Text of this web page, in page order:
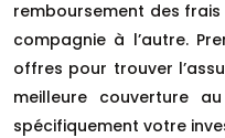
remboursement des frais
compagnie à l’autre.
offres pour trouver
meilleure couverture
spécifiquement votre